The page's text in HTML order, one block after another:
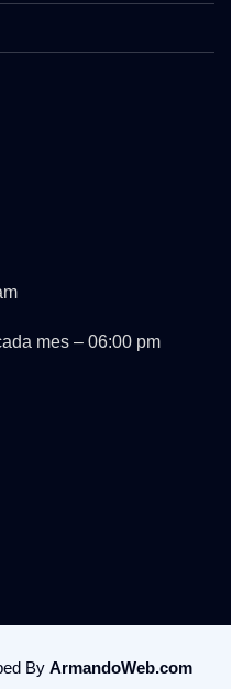
mes – 06:00 pm
By ArmandoWeb.com